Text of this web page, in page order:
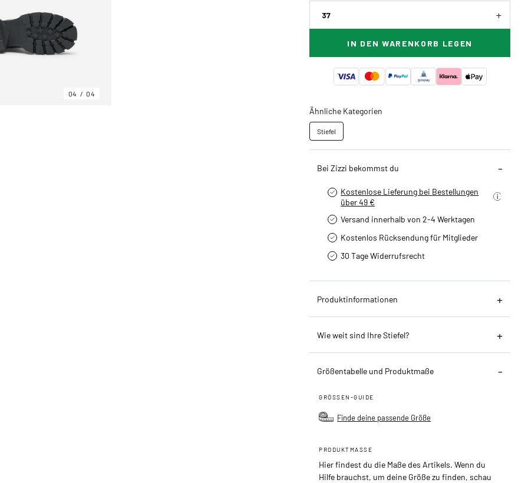
04 04
37
IN DEN WARENKORB LEGEN
Ähnliche Kategorien
Stiefel
Bei Zizzi bekommst du
Kostenlose Lieferung bei Bestellungen
über 49 €
Versand innerhalb von 2-4 Werktagen
Kostenlos Rücksendung für Mitglieder
30 Tage Widerrufsrecht
Produktinformationen
Wie weit sind Ihre Stiefel?
Größentabelle und Produktmaße
GRÖSSEN-GUIDE
Finde deine passende Größe
PRODUKTMASSE
Hier findest du die Maße des Artikels. Wenn du
Hilfe brauchst, um deine Größe zu finden, schau